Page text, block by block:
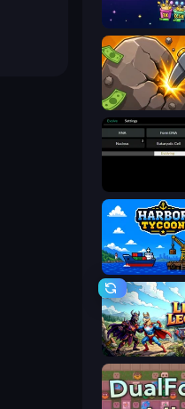
PLINKO!
Mine Clicker
Harbor Tycoon
Llama Legends